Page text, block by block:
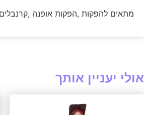
מתאים להפקות ,הפקות אופנה
אולי יעניין אותך